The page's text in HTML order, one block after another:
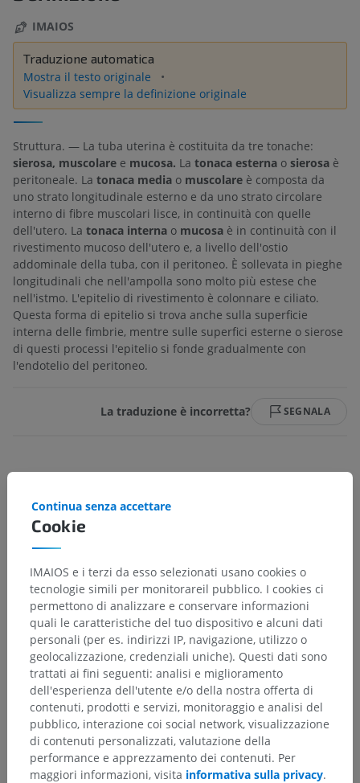
IMAIOS
Traduzione automatica
Mostra il testo originale
Visualizza sempre la definizione originale
Struttura. — La tuba uterina è costituita da tre tonache:
sierosa, muscolare e mucosa. La tonaca esterna o sierosa è
peritoneale. La tonaca media o muscolare è composta da
uno strato longitudinale esterno e da uno strato circolare
interno di fibre muscolari lisce, in continuità con quelle
dell'utero. La tonaca interna o mucosa è in continuità con il
rivestimento mucoso dell'utero e, a livello dell'ostio
addominale della tuba, con il peritoneo. È sollevata in pieghe
longitudinali che nell'ampolla sono molto più estese che
nell'istmo. L'epitelio di rivestimento è colonnare e ciliato.
Questa forma di epitelio si trova anche sulla superficie
interna delle fimbrie, mentre sulle superfici esterne o sierose
di questi processi l'epitelio si fonde gradualmente con
l'endotelio del peritoneo.
La traduzione è incorretta? SEGNALA
Galleria
Gerarchia anatomica
Anatomia umana 2
Cookie
Continua senza accettare
IMAIOS e i terzi da esso selezionati usano cookies o
tecnologie simili per monitorareil pubblico. I cookies ci
permettono di analizzare e conservare informazioni
quali le caratteristiche del tuo dispositivo e alcuni dati
personali (per es. indirizzi IP, navigazione, utilizzo o
geolocalizzazione, credenziali uniche). Questi dati sono
trattati ai fini seguenti: analisi e miglioramento
dell'esperienza dell'utente e/o della nostra offerta di
contenuti, prodotti e servizi, monitoraggio e analisi del
pubblico, interazione coi social network, visualizzazione
di contenuti personalizzati, valutazione della
performance e apprezzamento dei contenuti. Per
maggiori informazioni, visita informativa sulla privacy.